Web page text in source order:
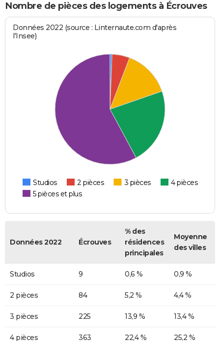
Nombre de pièces des logements à Écrouves
Données 2022 (source : Linternaute.com d'après
l'Insee)
Studios 2 pièces 3 pièces
4 pièces
5 pièces et plus
Données 2022 Écrouves
% des
résidences
principales
Moyenne
des villes
Studios 9 0,6 % 0,9 %
2 pièces 84 5,2 % 4,4 %
3 pièces 225 13,9 % 13,4 %
4 pièces 363 22,4 % 25,2 %